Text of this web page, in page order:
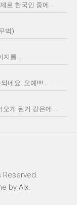
로 한국인 중에...
벅)
를...
네요. 오예!!!!...
게 된거 같은데....
Reserved.
by Alx.